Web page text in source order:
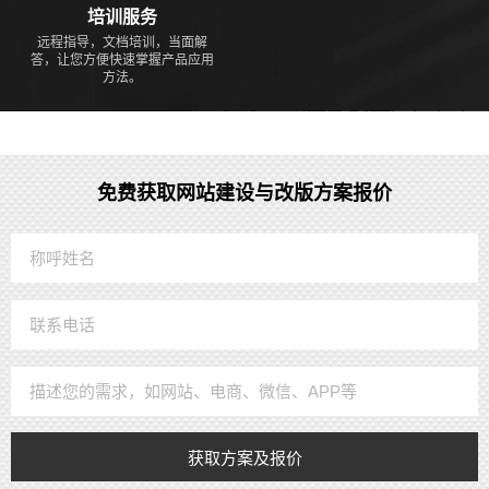
培训服务
远程指导，文档培训，当面解
答，让您方便快速掌握产品应用
方法。
免费获取网站建设与改版方案报价
获取方案及报价